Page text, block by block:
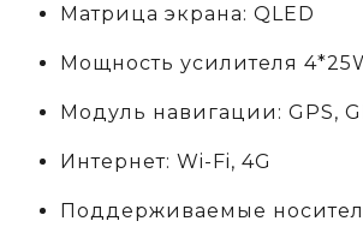
Матрица экрана: QLED
Мощность усилителя
Модуль навигации: GPS,
Интернет: Wi-Fi, 4G
Поддерживаемые